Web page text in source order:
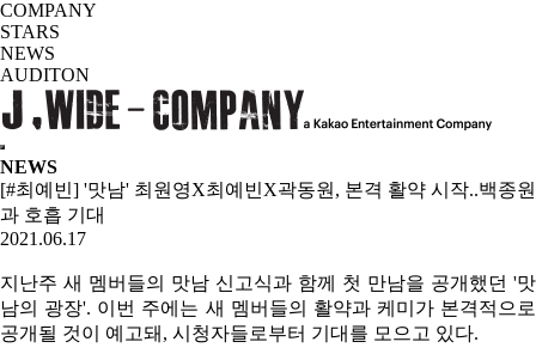
COMPANY
STARS
NEWS
AUDITON
NEWS
[#최예빈] '맛남' 최원영X최예빈X곽동원, 본격 활약 시작..백종원
과 호흡 기대
2021.06.17
지난주 새 멤버들의 맛남 신고식과 함께 첫 만남을 공개했던 '맛
남의 광장'. 이번 주에는 새 멤버들의 활약과 케미가 본격적으로
공개될 것이 예고돼, 시청자들로부터 기대를 모으고 있다.